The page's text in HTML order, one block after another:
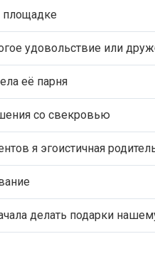
площадке
удовольствие или
её парня
со свекровью
я эгоистичная
делать подарки